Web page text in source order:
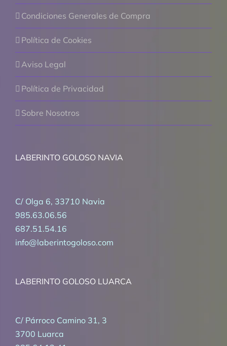
Condiciones Generales de Compra
Política de Cookies
Aviso Legal
Política de Privacidad
Sobre Nosotros
LABERINTO GOLOSO NAVIA
C/ Olga 6, 33710 Navia
985.63.06.56
687.51.54.16
info@laberintogoloso.com
LABERINTO GOLOSO LUARCA
C/ Párroco Camino 31, 3
3700 Luarca